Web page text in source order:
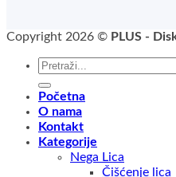
Copyright 2026 © PLUS -
Pretraga
Početna
O nama
Kontakt
Kategorije
Nega Lica
Čišćenje lica